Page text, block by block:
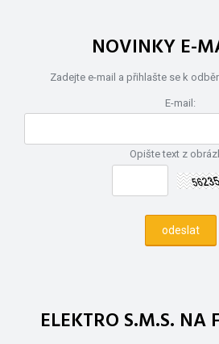
NOVINKY E-
Zadejte e-mail a přihlašte se k
E-mail:
Opište text z
ELEKTRO S.M.S. NA